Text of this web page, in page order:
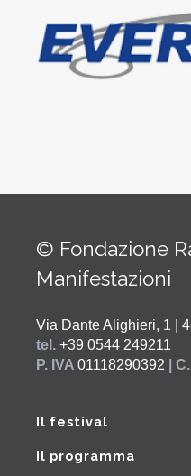
© Fondazione
Manifestazioni
Via Dante Alighieri, 1 |
tel. +39 0544 249211
P. IVA 01118290392 |
Il festival
Il programma